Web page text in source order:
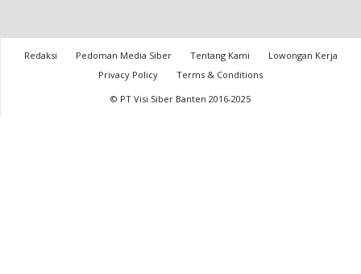
Redaksi Pedoman Media Siber Tentang Kami
Lowongan Kerja
Privacy Policy
Terms & Conditions
© PT Visi Siber Banten 2016-2025